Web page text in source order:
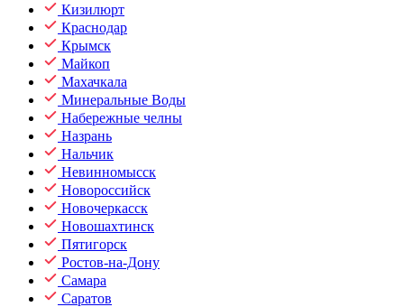
Кизилюрт
Краснодар
Крымск
Майкоп
Махачкала
Минеральные Воды
Набережные челны
Назрань
Нальчик
Невинномысск
Новороссийск
Новочеркасск
Новошахтинск
Пятигорск
Ростов-на-Дону
Самара
Саратов